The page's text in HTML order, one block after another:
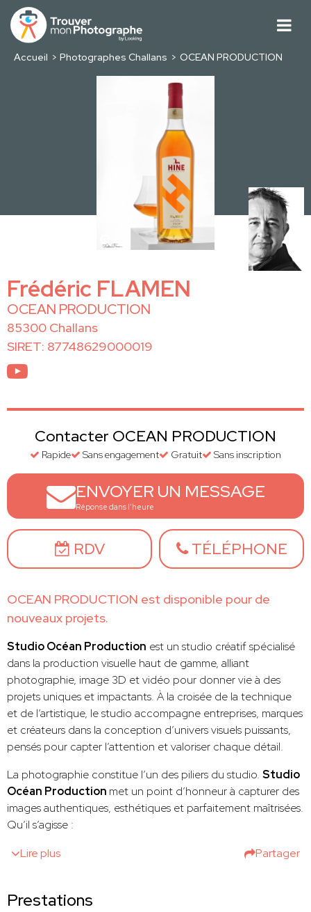
Accueil Photographes Challans OCEAN PRODUCTION
Frédéric FLAMEN
OCEAN PRODUCTION
85300 Challans
SIRET: 87748629000019
Contacter OCEAN PRODUCTION
Rapide Sans engagement Gratuit Sans inscription
ENVOYER UN MESSAGE
Réponse dans l'heure
RDV TÉLÉPHONE
OCEAN PRODUCTION est disponible pour de
nouveaux projets.
Studio Océan Production est un studio créatif spécialisé
dans la production visuelle haut de gamme, alliant
photographie, image 3D et vidéo pour donner vie à des
projets uniques et impactants. À la croisée de la technique
et de l’artistique, le studio accompagne entreprises, marques
et créateurs dans la conception d’univers visuels puissants,
pensés pour capter l’attention et valoriser chaque détail.
La photographie constitue l’un des piliers du studio. Studio
Océan Production met un point d’honneur à capturer des
images authentiques, esthétiques et parfaitement maîtrisées.
Qu’il s’agisse :
Lire plus
Partager
Prestations